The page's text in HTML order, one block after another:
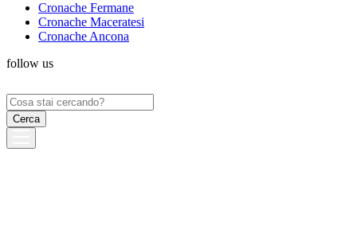
Cronache Fermane
Cronache Maceratesi
Cronache Ancona
follow us
Ricerca
per: